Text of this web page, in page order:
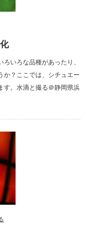
いろな品種があったり、
か？ここでは、シチュエー
す。水滴と撮る＠静岡県浜